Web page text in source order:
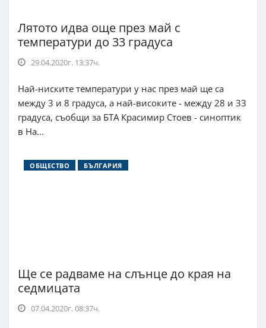
Лятото идва още през май с
температури до 33 градуса
29.04.2020г. 13:37ч.
Най-ниските температури у нас през май ще са
между 3 и 8 градуса, а най-високите - между 28 и 33
градуса, съобщи за БТА Красимир Стоев - синоптик
в На...
ОБЩЕСТВО БЪЛГАРИЯ
Ще се радваме на слънце до края на
седмицата
07.04.2020г. 08:37ч.